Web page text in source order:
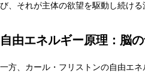
び、それが主体の欲望を駆動し続ける
自由エネルギー原理：脳
一方、カール・フリストンの自由エ